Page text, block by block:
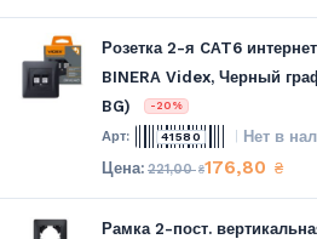
Розетка 2-я CAT6
BINERA Videx, Черный
BG)
-20%
41580 Нет в
221,00₴176,80 ₴
Рамка 2-пост.